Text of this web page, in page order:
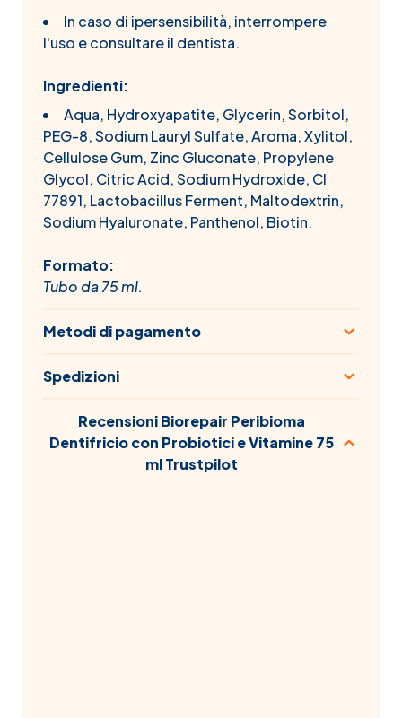
In caso di ipersensibilità, interrompere
l'uso e consultare il dentista.
Ingredienti:
Aqua, Hydroxyapatite, Glycerin, Sorbitol,
PEG-8, Sodium Lauryl Sulfate, Aroma, Xylitol,
Cellulose Gum, Zinc Gluconate, Propylene
Glycol, Citric Acid, Sodium Hydroxide, CI
77891, Lactobacillus Ferment, Maltodextrin,
Sodium Hyaluronate, Panthenol, Biotin.
Formato:
Tubo da 75 ml.
Metodi di pagamento
Spedizioni
Recensioni Biorepair Peribioma
Dentifricio con Probiotici e Vitamine 75
ml Trustpilot